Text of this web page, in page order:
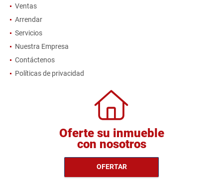
Ventas
Arrendar
Servicios
Nuestra Empresa
Contáctenos
Políticas de privacidad
Oferte su inmueble
con nosotros
OFERTAR